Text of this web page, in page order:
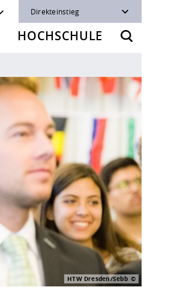
Direkteinstieg
HOCHSCHULE
HTW Dresden/Sebb